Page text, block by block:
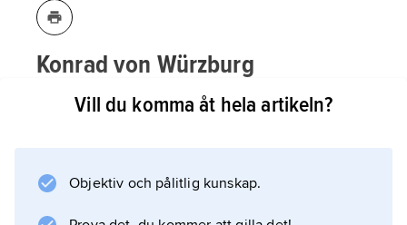
Konrad von Würzburg
[fɔnvyʹrtsburk]
, född cirka 1230, död
Strassburg. I sina dikter, noveller, legender
och stora versromaner framstår han som en
Vill du komma åt hela artikeln?
Objektiv och pålitlig kunskap.